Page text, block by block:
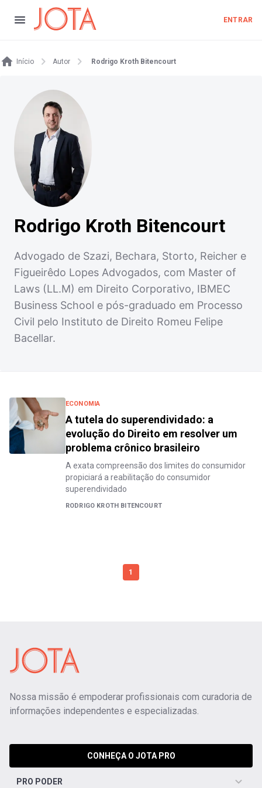
ENTRAR
Início Autor Rodrigo Kroth Bitencourt
Rodrigo Kroth Bitencourt
Advogado de Szazi, Bechara, Storto, Reicher e
Figueirêdo Lopes Advogados, com Master of
Laws (LL.M) em Direito Corporativo, IBMEC
Business School e pós-graduado em Processo
Civil pelo Instituto de Direito Romeu Felipe
Bacellar.
ECONOMIA
A tutela do superendividado: a
evolução do Direito em resolver um
problema crônico brasileiro
A exata compreensão dos limites do consumidor
propiciará a reabilitação do consumidor
superendividado
RODRIGO KROTH BITENCOURT
1
Nossa missão é empoderar profissionais com curadoria de
informações independentes e especializadas.
CONHEÇA O JOTA PRO
PRO PODER